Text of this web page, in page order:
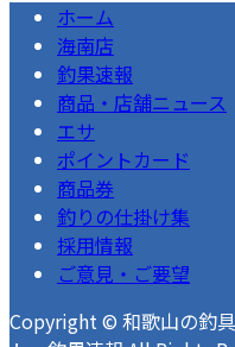
ホーム
海南店
釣果速報
商品・店舗ニュース
エサ
ポイントカード
商品券
釣りの仕掛け集
採用情報
ご意見・ご要望
Copyright © 和歌山の釣